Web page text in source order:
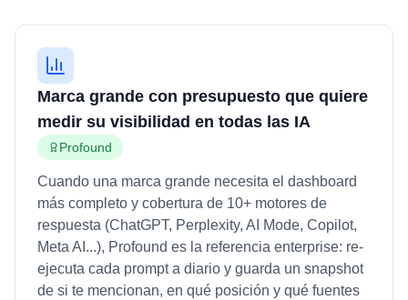
Marca grande con presupuesto que quiere
medir su visibilidad en todas las IA
Profound
Cuando una marca grande necesita el dashboard
más completo y cobertura de 10+ motores de
respuesta (ChatGPT, Perplexity, AI Mode, Copilot,
Meta AI...), Profound es la referencia enterprise: re-
ejecuta cada prompt a diario y guarda un snapshot
de si te mencionan, en qué posición y qué fuentes